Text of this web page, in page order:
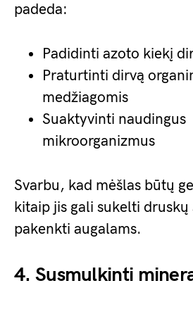
padeda:
Padidinti azoto kiekį
Praturtinti dirvą
medžiagomis
Suaktyvinti naudingus
mikroorganizmus
Svarbu, kad mėšlas būtų
kitaip jis gali sukelti
pakenkti augalams.
4. Susmulkinti